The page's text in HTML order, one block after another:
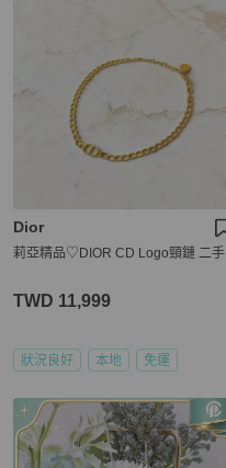
Dior
莉亞精品♡DIOR CD Logo頸鏈 二手
TWD 11,999
狀況良好 本地 免運